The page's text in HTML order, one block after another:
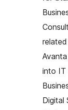
into IT
Digital